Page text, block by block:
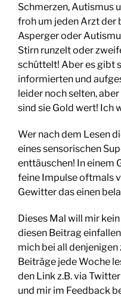
Schmerzen, Autismus
froh um jeden Arzt der
Asperger oder
Stirn runzelt oder
schüttelt! Aber es gibt
informierten und
leider noch selten,
sind sie Gold wert! Ich
Wer nach dem Lesen
eines sensorischen
enttäuschen! In einem
feine Impulse oftmals
Gewitter das einen
Dieses Mal will mir
diesen Beitrag
mich bei all
Beiträge jede Woche
den Link z.B. via
und mir im Feedback